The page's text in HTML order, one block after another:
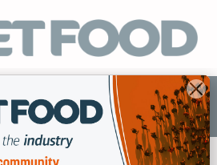
ES